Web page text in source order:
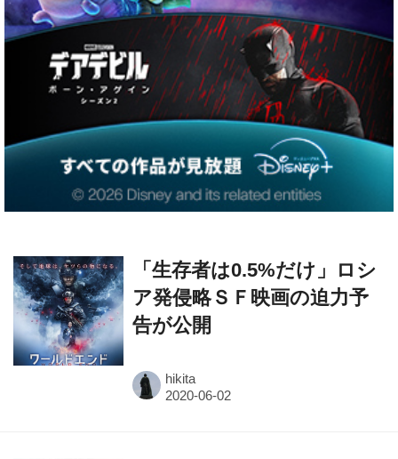
「生存者は0.5%だけ」ロシ
ア発侵略ＳＦ映画の迫力予
告が公開
hikita